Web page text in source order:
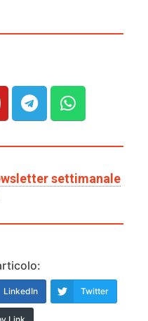
settimanale
LinkedIn Twitter